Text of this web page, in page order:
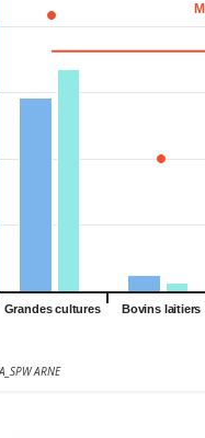
Grandes cultures Bovins laitiers
ARNE